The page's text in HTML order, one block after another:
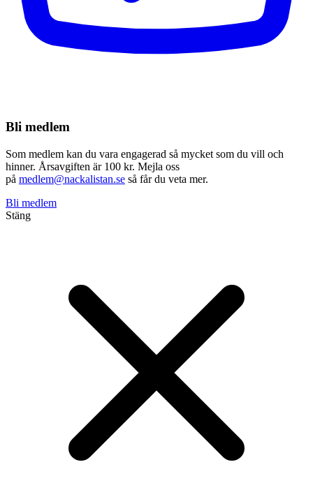
Bli medlem
Som medlem kan du vara engagerad så mycket som du vill och
hinner. Årsavgiften är 100 kr. Mejla oss
på medlem@nackalistan.se så får du veta mer.
Bli medlem
Stäng